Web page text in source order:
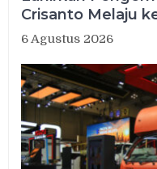
Crisanto Melaju
6 Agustus 2026